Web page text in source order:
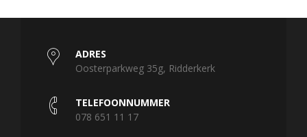
ADRES
Oosterparkweg 35g, Ridderkerk
TELEFOONNUMMER
078 651 11 17